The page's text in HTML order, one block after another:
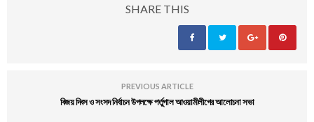
SHARE THIS
PREVIOUS ARTICLE
বিজয় দিবস ও সংসদ নির্বাচন উপলক্ষে পর্তুগাল আওয়ামীলীগের আলোচনা সভা